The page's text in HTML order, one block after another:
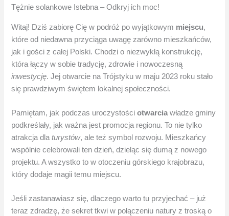
Tężnie solankowe Istebna – Odkryj ich moc!
Witaj! Dziś zabiorę Cię w podróż po wyjątkowym miejscu,
które od niedawna przyciąga uwagę zarówno mieszkańców,
jak i gości z całej Polski. Chodzi o niezwykłą konstrukcję,
która łączy w sobie tradycję, zdrowie i nowoczesną
inwestycję. Jej otwarcie na Trójstyku w maju 2023 roku stało
się prawdziwym świętem lokalnej społeczności.
Pamiętam, jak podczas uroczystościotwarcia władze gminy
podkreślały, jak ważna jest promocja regionu. To nie tylko
atrakcja dlaturystów, ale też symbol rozwoju. Mieszkańcy
wspólnie celebrowali ten dzień, dzieląc się dumą z nowego
projektu. A wszystko to w otoczeniu górskiego krajobrazu,
który dodaje magii temu miejscu.
Jeśli zastanawiasz się, dlaczego warto tu przyjechać – już
teraz zdradzę, że sekret tkwi w połączeniu natury z troską o